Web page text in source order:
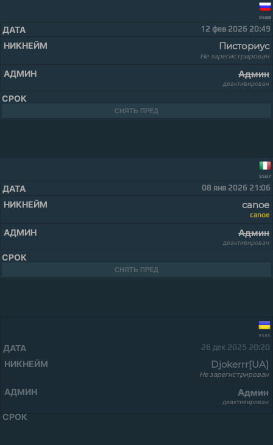
9588
12 фев 2026 20:49
Писториус
Не зарегистрирован
Админ
деактивирован
СНЯТЬ ПРЕД
9587
08 янв 2026 21:06
canoe
canoe
Админ
деактивирован
СНЯТЬ ПРЕД
9586
26 дек 2025 20:20
Djokerrr[UA]
Не зарегистрирован
Админ
деактивирован